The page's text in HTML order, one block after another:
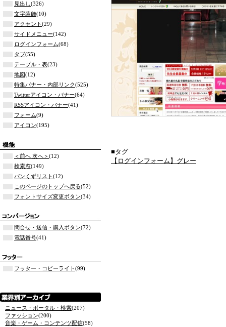
見出し(326)
文字装飾(10)
アクセント(29)
サイドメニュー(142)
ログインフォーム(68)
タブ(55)
テーブル・表(23)
地図(12)
特集バナー・内部リンク(525)
Twitterアイコン・バナー(64)
RSSアイコン・バナー(41)
フォーム(9)
アイコン(195)
＜前へ 次へ＞ (12)
検索窓(149)
パンくずリスト(12)
このページのトップへ戻る(52)
フォントサイズ変更ボタン(34)
問合せ・送信・購入ボタン(72)
電話番号(41)
フッター・コピーライト(99)
ニュース・ポータル・検索(207)
ファッション(200)
音楽・ゲーム・コンテンツ配信(58)
■タグ
【ログインフォーム】グレー